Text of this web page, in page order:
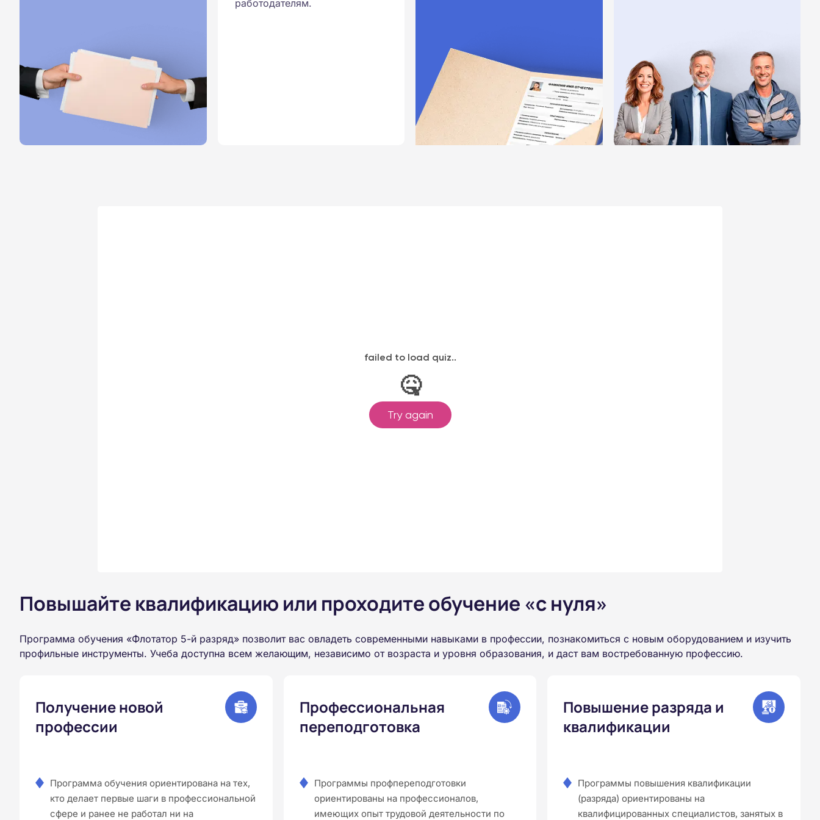
работодателям.
Повышайте квалификацию или проходите обучение «с нуля»
Программа обучения «Флотатор 5-й разряд» позволит вас овладеть современными навыками в профессии, познакомиться с новым оборудованием и изучить
профильные инструменты. Учеба доступна всем желающим, независимо от возраста и уровня образования, и даст вам востребованную профессию.
Получение новой
профессии
Программа обучения ориентирована на тех,
кто делает первые шаги в профессиональной
сфере и ранее не работал ни на
Профессиональная
переподготовка
Программы профпереподготовки
ориентированы на профессионалов,
имеющих опыт трудовой деятельности по
Повышение разряда и
квалификации
Программы повышения квалификации
(разряда) ориентированы на
квалифицированных специалистов, занятых в